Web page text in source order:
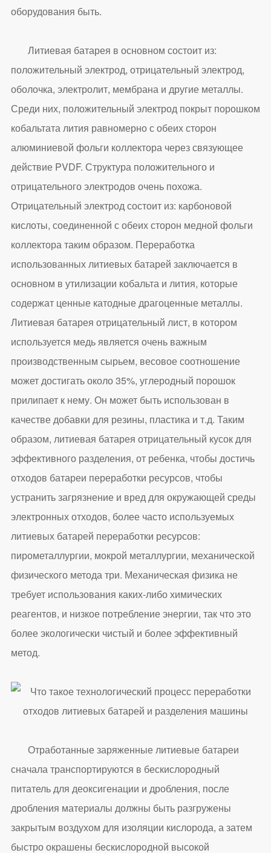
оборудования быть.
Литиевая батарея в основном состоит из:
положительный электрод, отрицательный электрод,
оболочка, электролит, мембрана и другие металлы.
Среди них, положительный электрод покрыт порошком
кобальтата лития равномерно с обеих сторон
алюминиевой фольги коллектора через связующее
действие PVDF. Структура положительного и
отрицательного электродов очень похожа.
Отрицательный электрод состоит из: карбоновой
кислоты, соединенной с обеих сторон медной фольги
коллектора таким образом. Переработка
использованных литиевых батарей заключается в
основном в утилизации кобальта и лития, которые
содержат ценные катодные драгоценные металлы.
Литиевая батарея отрицательный лист, в котором
используется медь является очень важным
производственным сырьем, весовое соотношение
может достигать около 35%, углеродный порошок
прилипает к нему. Он может быть использован в
качестве добавки для резины, пластика и т.д. Таким
образом, литиевая батарея отрицательный кусок для
эффективного разделения, от ребенка, чтобы достичь
отходов батареи переработки ресурсов, чтобы
устранить загрязнение и вред для окружающей среды
электронных отходов, более часто используемых
литиевых батарей переработки ресурсов:
пирометаллургии, мокрой металлургии, механической
физического метода три. Механическая физика не
требует использования каких-либо химических
реагентов, и низкое потребление энергии, так что это
более экологически чистый и более эффективный
метод.
Отработанные заряженные литиевые батареи
сначала транспортируются в бескислородный
питатель для деоксигенации и дробления, после
дробления материалы должны быть разгружены
закрытым воздухом для изоляции кислорода, а затем
быстро окрашены бескислородной высокой